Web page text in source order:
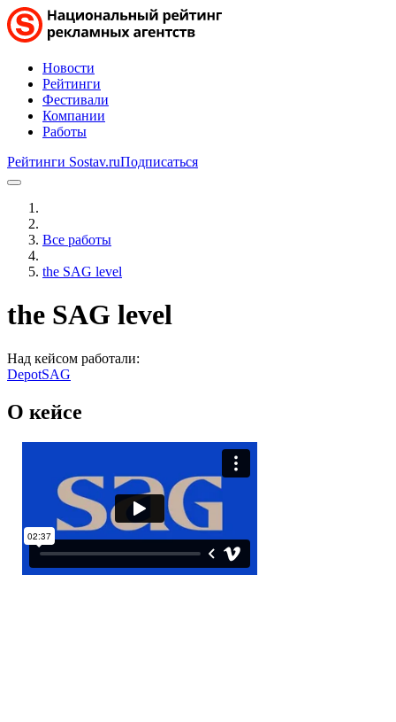
Новости
Рейтинги
Фестивали
Компании
Работы
Рейтинги Sostav.ruПодписаться
Все работы
the SAG level
the SAG level
Над кейсом работали:
DepotSAG
О кейсе